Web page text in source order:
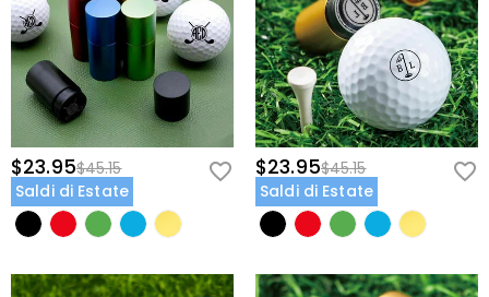
$23.95$45.15
Saldi di Estate
$23.95$45.15
Saldi di Estate